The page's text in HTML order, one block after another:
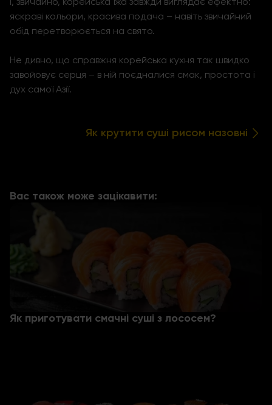
яскраві кольори, красива подача – навіть звичайний
обід перетворюється на свято.
Не дивно, що справжня корейська кухня так швидко
завойовує серця – в ній поєдналися смак, простота і
дух самої Азії.
Як крутити суші рисом назовні
Вас також може зацікавити:
Як приготувати смачні суші з лососем?